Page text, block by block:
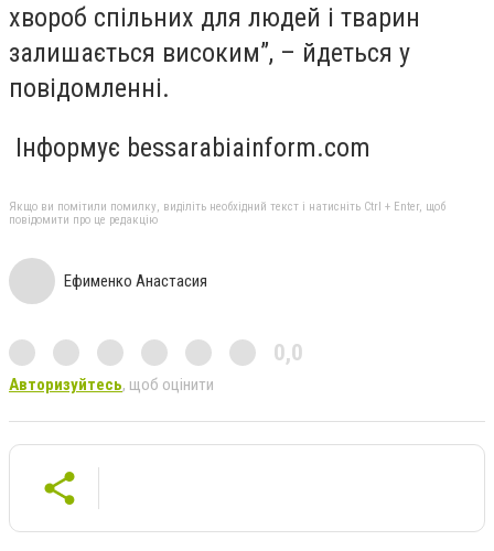
хвороб спільних для людей і тварин
залишається високим”, – йдеться у
повідомленні.
Інформує bessarabiainform.com
Якщо ви помітили помилку, виділіть необхідний текст і натисніть Ctrl + Enter, щоб
повідомити про це редакцію
Ефименко Анастасия
0,0
Авторизуйтесь, щоб оцінити